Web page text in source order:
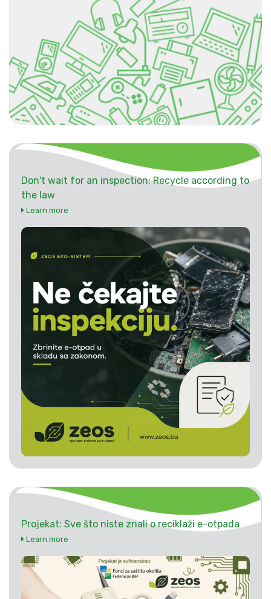
Don't wait for an inspection: Recycle according to
the law
Learn more
Projekat: Sve što niste znali o reciklaži e-otpada
Learn more